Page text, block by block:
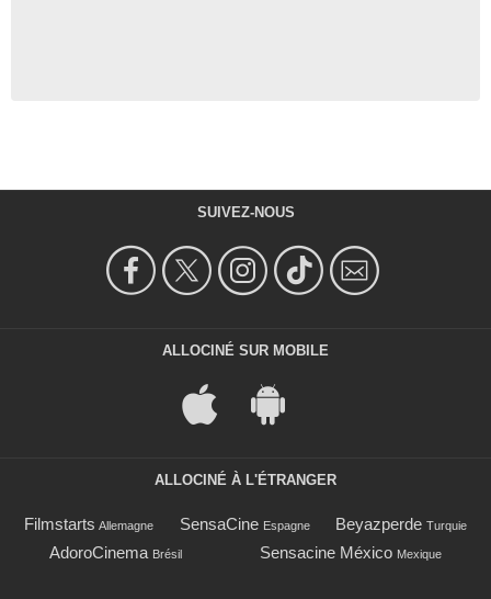
SUIVEZ-NOUS
ALLOCINÉ SUR MOBILE
ALLOCINÉ À L'ÉTRANGER
Filmstarts Allemagne SensaCine Espagne Beyazperde Turquie
AdoroCinema Brésil Sensacine México Mexique